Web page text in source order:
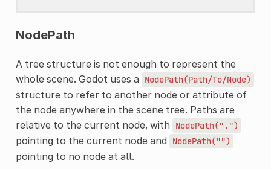
NodePath
A tree structure is not enough to represent the
whole scene. Godot uses a
NodePath(Path/To/Node)
structure to refer to another node or attribute of
the node anywhere in the scene tree. Paths are
relative to the current node, with
NodePath(".")
pointing to the current node and NodePath("")
pointing to no node at all.